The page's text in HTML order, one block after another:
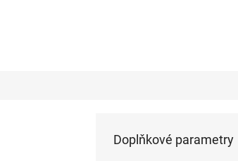
Doplňkové parametry